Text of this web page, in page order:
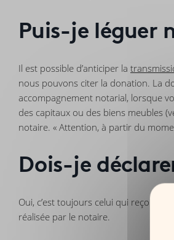
Puis-je léguer
Il est possible d’anticiper la
nous pouvons citer la donation. La
accompagnement notarial, lorsque
des capitaux ou des biens meubles
notaire. « Attention, à partir du
Dois-je
Oui, c’est toujours celui qui reçoit,
réalisée par le notaire.